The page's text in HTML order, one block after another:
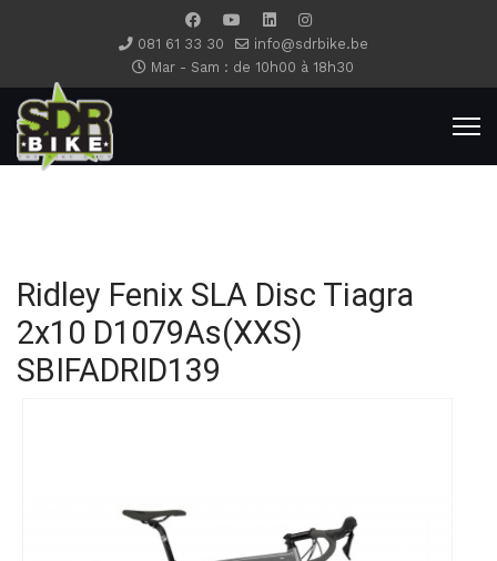
081 61 33 30
info@sdrbike.be
Mar - Sam : de 10h00 à 18h30
Ridley Fenix SLA Disc Tiagra
2x10 D1079As(XXS)
SBIFADRID139